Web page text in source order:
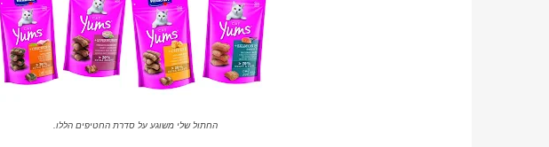
החתול שלי משוגע על סדרת החטיפים הללו.